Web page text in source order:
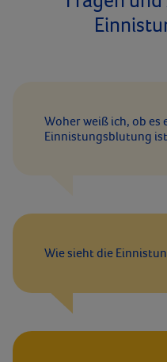
Woher weiß ich, ob es
Einnistungsblutung
Wie sieht die